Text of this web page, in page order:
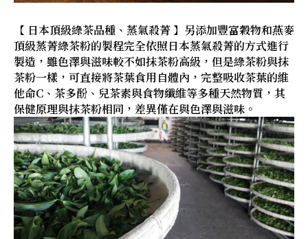
【 日本頂級綠茶品種、蒸氣殺菁 】另添加豐富穀物和燕麥
頂級蒸菁綠茶粉的製程完全依照日本蒸氣殺菁的方式進行
製造，雖色澤與滋味較不如抹茶粉高級，但是綠茶粉與抹
茶粉一樣，可直接將茶葉食用自體內，完整吸收茶葉的維
他命C、茶多酚、兒茶素與食物纖維等多種天然物質，其
保健原理與抹茶粉相同，差異僅在與色澤與滋味。